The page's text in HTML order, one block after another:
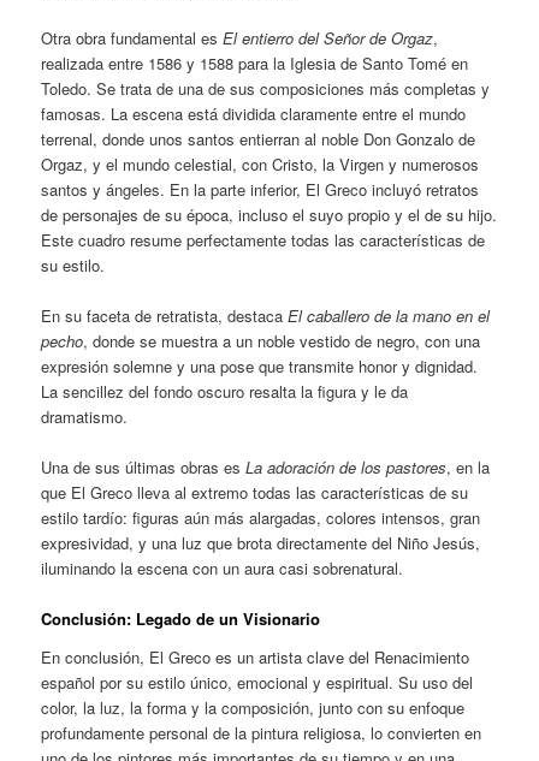
Otra obra fundamental esEl entierro del Señor de Orgaz,
realizada entre 1586 y 1588 para la Iglesia de Santo Tomé en
Toledo. Se trata de una de sus composiciones más completas y
famosas. La escena está dividida claramente entre el mundo
terrenal, donde unos santos entierran al noble Don Gonzalo de
Orgaz, y el mundo celestial, con Cristo, la Virgen y numerosos
santos y ángeles. En la parte inferior, El Greco incluyó retratos
de personajes de su época, incluso el suyo propio y el de su hijo.
Este cuadro resume perfectamente todas las características de
su estilo.
En su faceta de retratista, destacaEl caballero de la mano en el
pecho, donde se muestra a un noble vestido de negro, con una
expresión solemne y una pose que transmite honor y dignidad.
La sencillez del fondo oscuro resalta la figura y le da
dramatismo.
Una de sus últimas obras esLa adoración de los pastores, en la
que El Greco lleva al extremo todas las características de su
estilo tardío: figuras aún más alargadas, colores intensos, gran
expresividad, y una luz que brota directamente del Niño Jesús,
iluminando la escena con un aura casi sobrenatural.
Conclusión: Legado de un Visionario
En conclusión, El Greco es un artista clave del Renacimiento
español por su estilo único, emocional y espiritual. Su uso del
color, la luz, la forma y la composición, junto con su enfoque
profundamente personal de la pintura religiosa, lo convierten en